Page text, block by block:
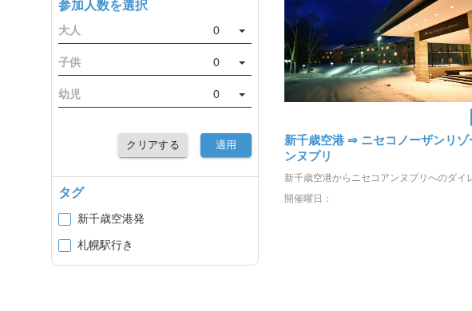
参加人数を選択
大人 0
子供 0
幼児 0
クリアする 適用
タグ
新千歳空港発
札幌駅行き
新千歳空港 ⇒ ニセコノーザンリゾ
ンヌプリ
開催曜日：